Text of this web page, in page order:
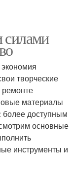
творческие
ремонте
материалы
более доступным
основные
инструменты и